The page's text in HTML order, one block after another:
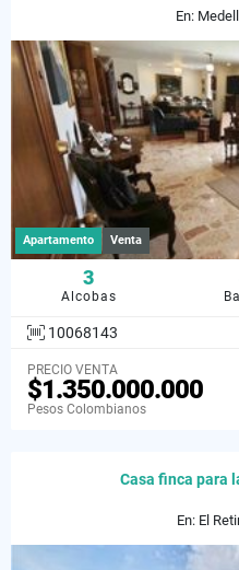
En:
Apartamento Venta
3
Alcobas
10068143
PRECIO VENTA
$1.350.000.000
Pesos Colombianos
Casa finca para
En: El